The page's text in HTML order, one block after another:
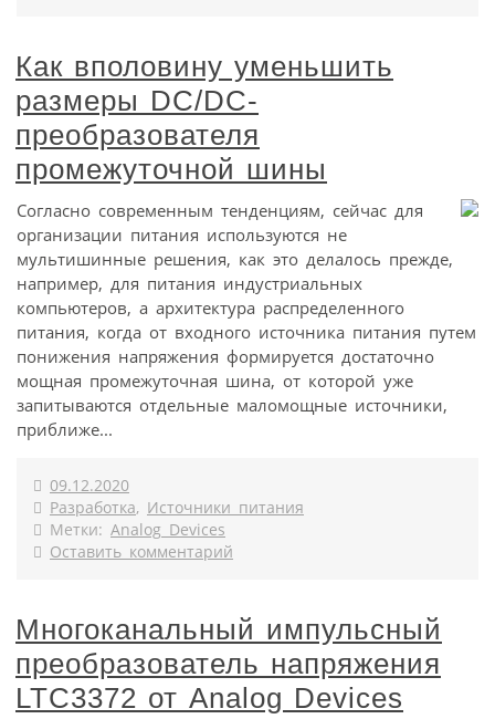
Как вполовину уменьшить
размеры DC/DC-
преобразователя
промежуточной шины
Согласно современным тенденциям, сейчас для
организации питания используются не
мультишинные решения, как это делалось прежде,
например, для питания индустриальных
компьютеров, а архитектура распределенного
питания, когда от входного источника питания путем
понижения напряжения формируется достаточно
мощная промежуточная шина, от которой уже
запитываются отдельные маломощные источники,
приближе...
09.12.2020
Разработка, Источники питания
Метки: Analog Devices
Оставить комментарий
Многоканальный импульсный
преобразователь напряжения
LTC3372 от Analog Devices